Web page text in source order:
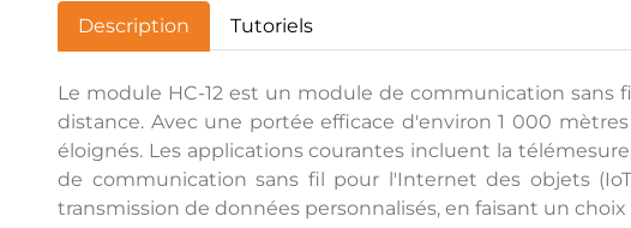
Description Tutoriels
Le module HC-12 est un module de communication
distance. Avec une portée efficace d'environ 1 000
éloignés. Les applications courantes incluent la
de communication sans fil pour l'Internet des objets
transmission de données personnalisés, en faisant un